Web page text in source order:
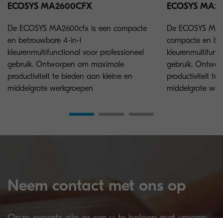
ECOSYS MA2600CFX
De ECOSYS MA2600cfx is een compacte
en betrouwbare 4-in-1
kleurenmultifunctional voor professioneel
gebruik. Ontworpen om maximale
productiviteit te bieden aan kleine en
middelgrote werkgroepen
ECOSYS
De ECOSYS
compacte en
gebruik.
productiviteit te
middelgrote
Neem contact met ons op